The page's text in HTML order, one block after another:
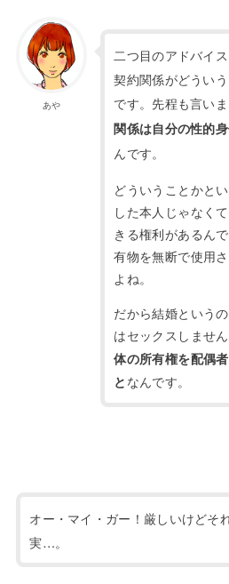
あや
二つ目のアドバイ
契約関係がどうい
です。先程も言い
関係は自分の性的
んです。
どういうことかと
した本人じゃなく
きる権利があるん
有物を無断で使用
よね。
だから結婚という
はセックスしません
体の所有権を配偶
と なんです。
オー・マイ・ガー！厳しいけどそ
実…。